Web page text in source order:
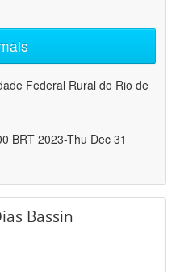
Federal Rural do Rio de
BRT 2023-Thu Dec 31
Bassin